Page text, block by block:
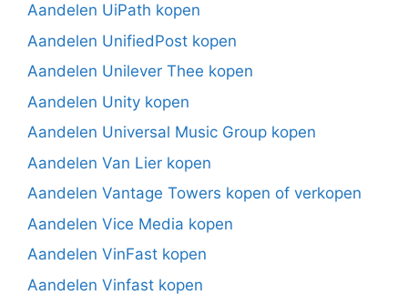
Aandelen UiPath kopen
Aandelen UnifiedPost kopen
Aandelen Unilever Thee kopen
Aandelen Unity kopen
Aandelen Universal Music Group kopen
Aandelen Van Lier kopen
Aandelen Vantage Towers kopen of verkopen
Aandelen Vice Media kopen
Aandelen VinFast kopen
Aandelen Vinfast kopen